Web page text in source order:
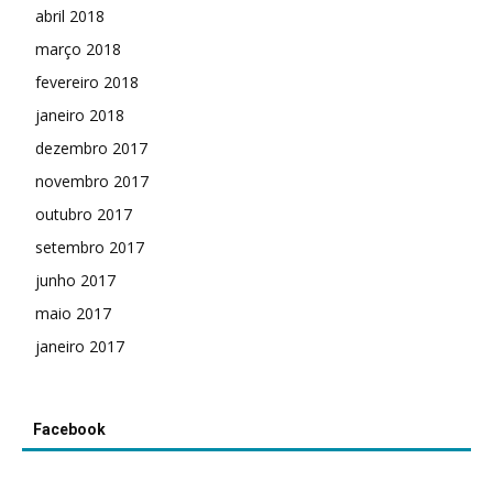
abril 2018
março 2018
fevereiro 2018
janeiro 2018
dezembro 2017
novembro 2017
outubro 2017
setembro 2017
junho 2017
maio 2017
janeiro 2017
Facebook